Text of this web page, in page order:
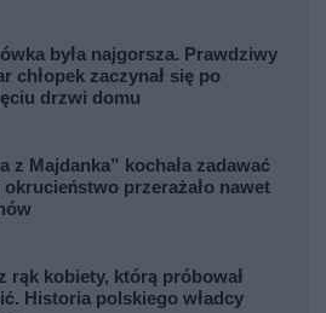
była najgorsza. Prawdziwy
chłopek zaczynał się po
drzwi domu
z Majdanka” kochała zadawać
okrucieństwo przerażało nawet
rąk kobiety, którą próbował
Historia polskiego władcy